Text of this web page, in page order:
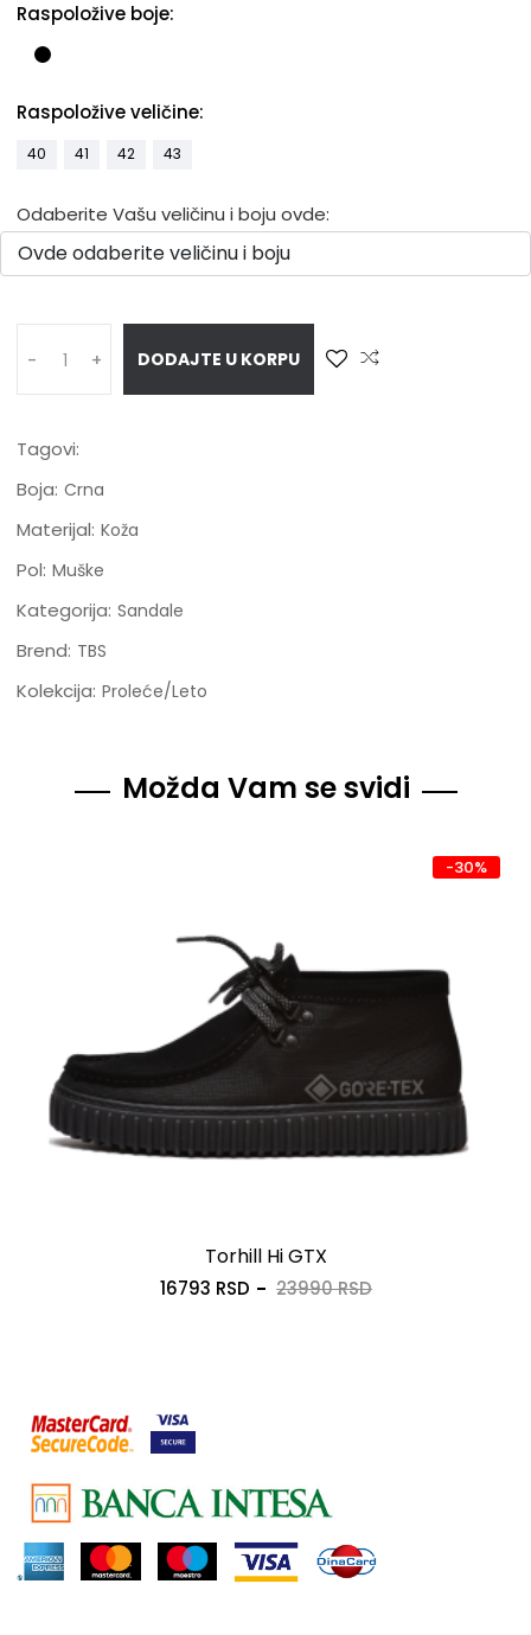
Raspoložive boje:
Raspoložive veličine:
40 41 42 43
Odaberite Vašu veličinu i boju ovde:
- + DODAJTE U KORPU
Tagovi:
Boja: Crna
Materijal: Koža
Pol: Muške
Kategorija: Sandale
Brend: TBS
Kolekcija: Proleće/Leto
Možda Vam se svidi
-30%
Torhill Hi GTX
16793 RSD 23990 RSD